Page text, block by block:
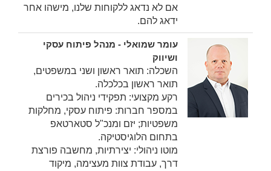
אם לא נדאג ללקוחות שלנו, מישהו אחר
ידאג להם.
עומר שמואלי - מנהל פיתוח עסקי
ושיווק
השכלה: תואר ראשון ושני במשפטים,
תואר ראשון בכלכלה.
רקע מקצועי: תפקידי ניהול בכירים
במספר חברות: פיתוח עסקי, מחלקות
משפטיות; יזם ומנכ"ל סטארטאפ
בתחום הלוגיסטיקה.
מוטו ניהולי: יצירתיות, מחשבה פורצת
דרך, עבודת צוות מעצימה, מיקוד